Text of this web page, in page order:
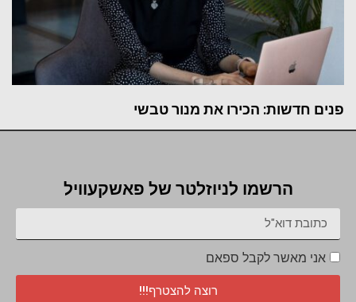
פנים חדשות: הכירו את מנור טבשי
הרשמו לניוזלטר של פאשקעוויל
אני מאשר לקבל ספאם
רוצה להצטרף!!!